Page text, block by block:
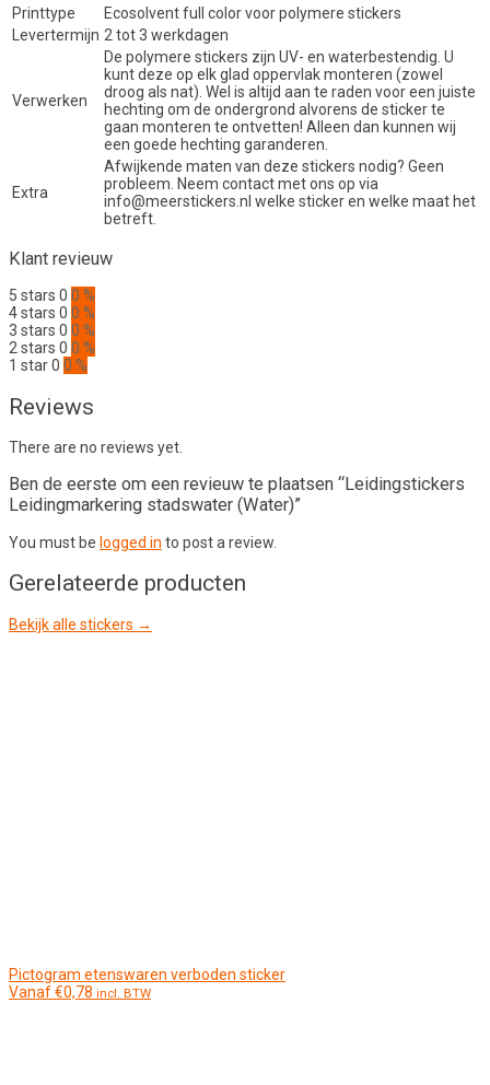
Printtype
Ecosolvent full color voor polymere stickers
Levertermijn 2 tot 3 werkdagen
Verwerken
De polymere stickers zijn UV- en waterbestendig. U
kunt deze op elk glad oppervlak monteren (zowel
droog als nat). Wel is altijd aan te raden voor een juiste
hechting om de ondergrond alvorens de sticker te
gaan monteren te ontvetten! Alleen dan kunnen wij
een goede hechting garanderen.
Extra
Afwijkende maten van deze stickers nodig? Geen
probleem. Neem contact met ons op via
info@meerstickers.nl welke sticker en welke maat het
betreft.
Klant revieuw
5 stars 0 0 %
4 stars 0 0 %
3 stars 0 0 %
2 stars 0 0 %
1 star0 0 %
Reviews
There are no reviews yet.
Ben de eerste om een revieuw te plaatsen “Leidingstickers
Leidingmarkering stadswater (Water)”
You must be logged in to post a review.
Gerelateerde producten
Bekijk alle stickers →
Pictogram etenswaren verboden sticker
Vanaf€0,78 incl. BTW